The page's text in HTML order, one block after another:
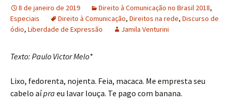
8 de janeiro de 2019 Direito à Comunicação no Brasil 2018,
Especiais
Direito à Comunicação, Direitos na rede, Discurso de
ódio, Liberdade de Expressão Jamila Venturini
Texto: Paulo Victor Melo*
Lixo, fedorenta, nojenta. Feia, macaca. Me empresta seu
cabelo aípra eu lavar louça. Te pago com banana.